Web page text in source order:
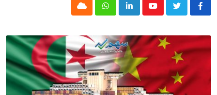
Youtube
LinkedIn
Whatsapp
Cloud